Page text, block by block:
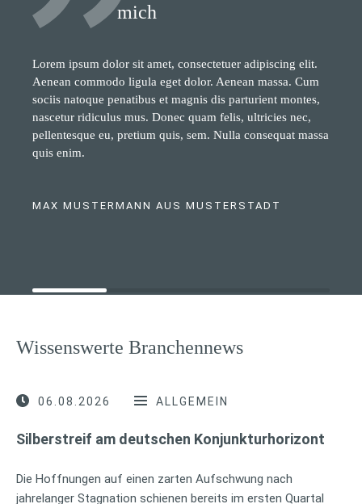
mich
Lorem ipsum dolor sit amet, consectetuer adipiscing elit.
Aenean commodo ligula eget dolor. Aenean massa. Cum
sociis natoque penatibus et magnis dis parturient montes,
nascetur ridiculus mus. Donec quam felis, ultricies nec,
pellentesque eu, pretium quis, sem. Nulla consequat massa
quis enim.
MAX MUSTERMANN AUS MUSTERSTADT
Wissenswerte Branchennews
06.08.2026 ALLGEMEIN
Silberstreif am deutschen Konjunkturhorizont
Die Hoffnungen auf einen zarten Aufschwung nach
jahrelanger Stagnation schienen bereits im ersten Quartal